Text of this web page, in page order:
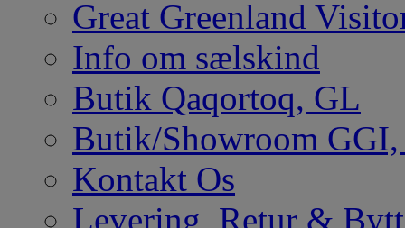
Great Greenland
Info om sælskind
Butik Qaqortoq, GL
Butik/Showroom
Kontakt Os
Levering, Retur &